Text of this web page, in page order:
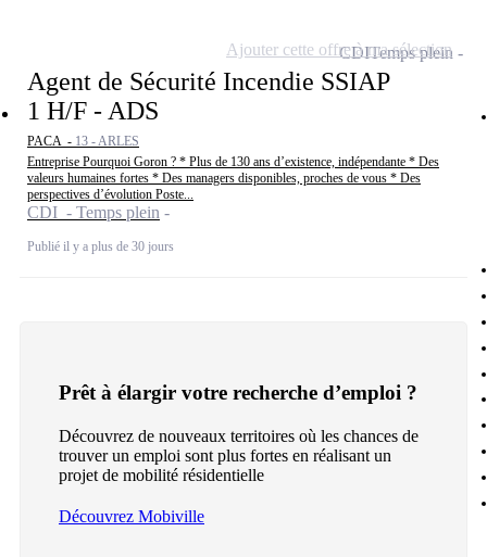
Agent de Sécurité Incendie SSIAP
1 H/F - ADS
PACA - 13 - ARLES
Entreprise Pourquoi Goron ? * Plus de 130 ans d’existence, indépendante * Des
valeurs humaines fortes * Des managers disponibles, proches de vous * Des
perspectives d’évolution Poste...
CDI - Temps plein
Publié il y a plus de 30 jours
CDITemps plein
Ajouter cette offre à ma sélection
Prêt à élargir votre recherche d’emploi ?
Découvrez de nouveaux territoires où les chances de
trouver un emploi sont plus fortes en réalisant un
projet de mobilité résidentielle
Découvrez Mobiville